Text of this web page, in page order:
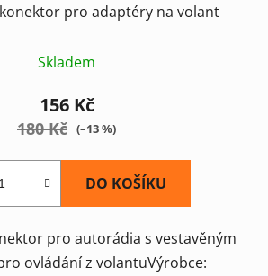
pro adaptéry na volant
Skladem
156 Kč
180 Kč (–13 %)
DO KOŠÍKU
pro autorádia s vestavěným
ovládání z volantuVýrobce: